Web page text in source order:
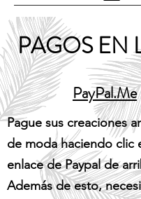
PAGOS EN
PayPal.Me
Pague sus creaciones
de moda haciendo clic
enlace de Paypal de
Además de esto,